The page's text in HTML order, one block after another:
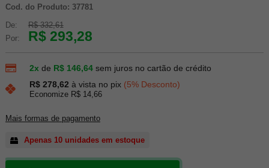
Cod. do Produto: 37781
De:
R$ 332,61
Por:
R$ 293,28
2x de R$ 146,64 sem juros no cartão de crédito
R$ 278,62 à vista no pix (5% Desconto)
Economize R$ 14,66
Mais formas de pagamento
Apenas 10 unidades em estoque